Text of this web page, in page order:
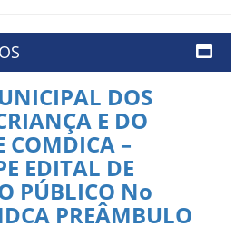
DOS
E DO
COMDICA –
EDITAL DE
PÚBLICO No
PREÂMBULO